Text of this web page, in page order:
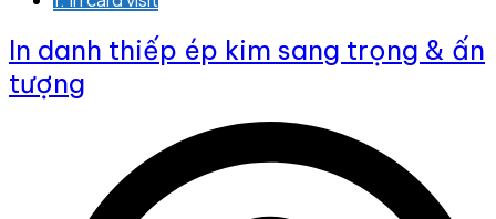
In danh thiếp ép kim sang trọng & ấn
tượng